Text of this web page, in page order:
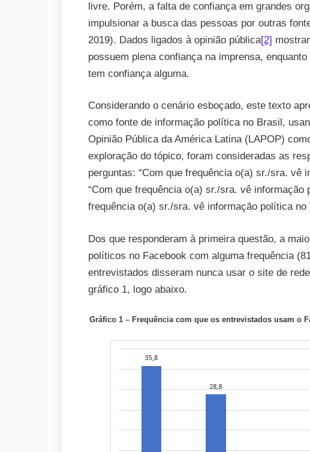
livre. Porém, a falta de confiança em grandes
impulsionar a busca das pessoas por outras
2019). Dados ligados à opinião pública[2]
possuem plena confiança na imprensa,
tem confiança alguma.
Considerando o cenário esboçado, este texto
como fonte de informação política no Brasil,
Opinião Pública da América Latina (LAPOP)
exploração do tópico, foram consideradas as
perguntas: “Com que frequência o(a) sr./sra. vê
“Com que frequência o(a) sr./sra. vê informação
frequência o(a) sr./sra. vê informação política no
Dos que responderam à primeira questão, a
políticos no Facebook com alguma frequência
entrevistados disseram nunca usar o site de
gráfico 1, logo abaixo.
Gráfico 1 – Frequência com que os entrevistados usam o